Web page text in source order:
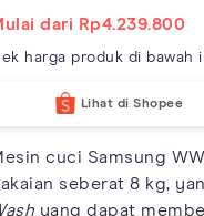
dari Rp4.239.800
harga produk di bawah
Lihat di Shopee
cuci Samsung
seberat 8 kg,
yang dapat